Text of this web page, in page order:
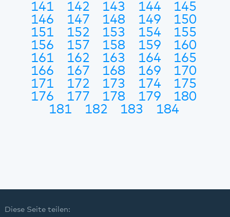
141
142 143 144
145
146
147 148 149
150
151
152 153 154
155
156
157 158 159
160
161
162 163 164
165
166
167 168 169
170
171
172 173 174
175
176
177 178 179
180
181
182 183 184
Diese Seite teilen: